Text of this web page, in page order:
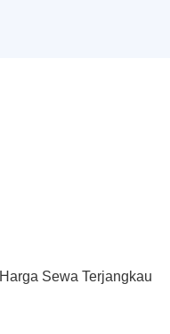
Harga Sewa Terjangkau